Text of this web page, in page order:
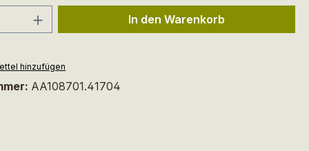
Anzahl: Gib den gewünschten Wert
In den Warenkorb
hinzufügen
AA108701.41704